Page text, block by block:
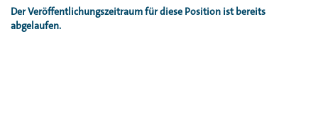
Der Veröffentlichungszeitraum für diese Position ist bereits
abgelaufen.